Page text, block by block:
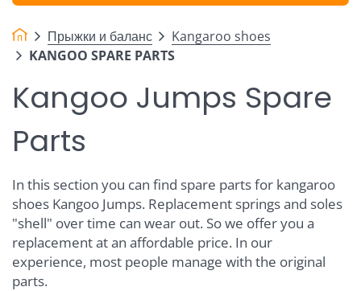
Прыжки и баланс
Kangaroo shoes
KANGOO SPARE PARTS
Kangoo Jumps Spare
Parts
In this section you can find spare parts for kangaroo
shoes Kangoo Jumps. Replacement springs and soles
"shell" over time can wear out. So we offer you a
replacement at an affordable price. In our
experience, most people manage with the original
parts.